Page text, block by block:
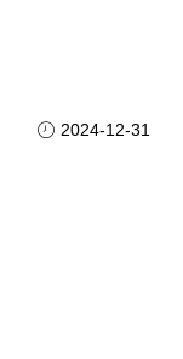
2024-12-31